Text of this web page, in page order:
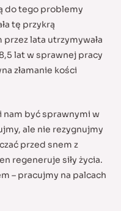
do tego problemy
tę przykrą
lata utrzymywała
lat w sprawnej pracy
złamanie kości
nam być sprawnymi w
ale nie rezygnujmy
przed snem z
regeneruje siły życia.
– pracujmy na palcach